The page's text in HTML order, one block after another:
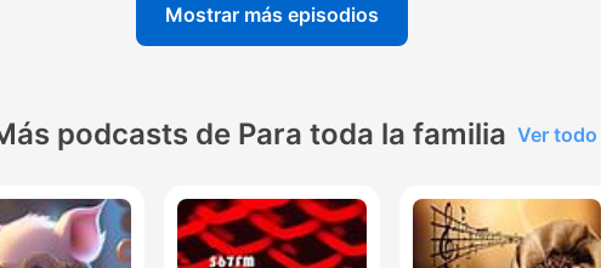
Mostrar más episodios
podcasts de Para toda la familia Ver todo